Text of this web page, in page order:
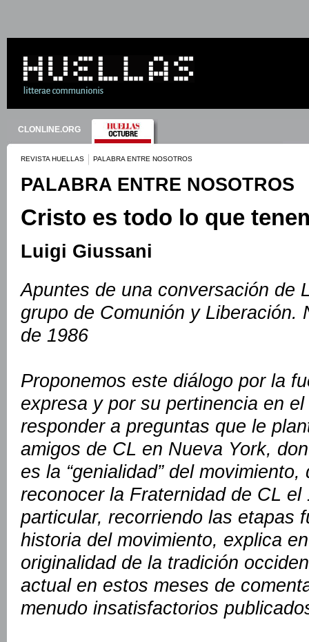
CLONLINE.ORG
REVISTA HUELLAS PALABRA ENTRE NOSOTROS
PALABRA ENTRE NOSOTROS
Cristo es todo lo que
Luigi Giussani
Apuntes de una conversación de
grupo de Comunión y Liberación.
de 1986
Proponemos este diálogo por la
expresa y por su pertinencia en
responder a preguntas que le
amigos de CL en Nueva York,
es la “genialidad” del
reconocer la Fraternidad de CL
particular, recorriendo las etapas
historia del movimiento, explica
originalidad de la tradición
actual en estos meses de
menudo insatisfactorios